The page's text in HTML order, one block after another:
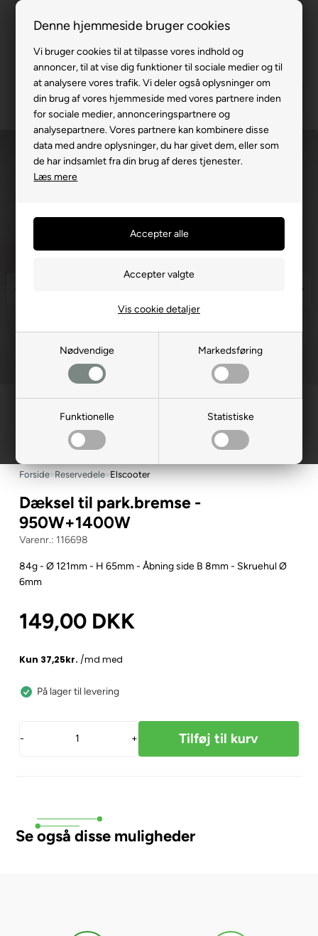
Denne hjemmeside bruger cookies
Vi bruger cookies til at tilpasse vores indhold og
annoncer, til at vise dig funktioner til sociale medier og til
at analysere vores trafik. Vi deler også oplysninger om
din brug af vores hjemmeside med vores partnere inden
for sociale medier, annonceringspartnere og
analysepartnere. Vores partnere kan kombinere disse
data med andre oplysninger, du har givet dem, eller som
de har indsamlet fra din brug af deres tjenester.
Læs mere
Nødvendige Markedsføring
Funktionelle Statistiske
Vis cookie detaljer
Gratis levering v. køb for 799,-
Service hos dig
3 års garanti
63 15 00 00
Forside»Reservedele»Elscooter
Dæksel til park.bremse -
950W+1400W
116698
84g - Ø 121mm - H 65mm - Åbning side B 8mm - Skruehul Ø
6mm
149,00 DKK
På lager til levering
- +
Se også disse muligheder